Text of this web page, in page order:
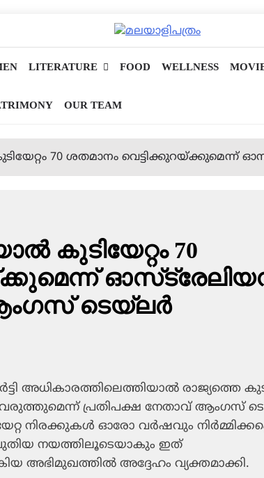
LITERATURE FOOD WELLNESS
OUR TEAM
70 ശതമാനം
കുടിയേറ്റം 70
ടെയ്‌ലർ
അധികാരത്തിലെത്തിയാൽ രാജ്യത്തെ
പ്രതിപക്ഷ നേതാവ് ആംഗസ്
നിരക്കുകൾ ഓരോ വർഷവും
പുതിയ നയത്തിലൂടെയാകും ഇത്
അഭിമുഖത്തിൽ അദ്ദേഹം വ്യക്തമാക്കി.